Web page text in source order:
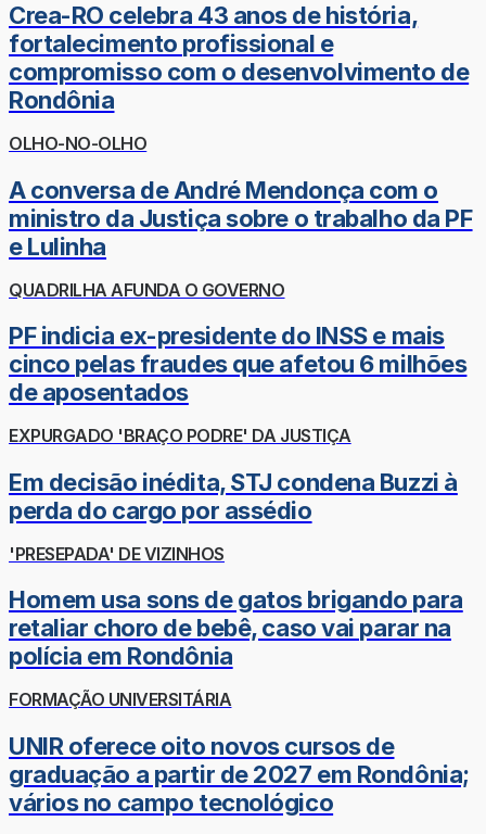
Crea-RO celebra 43 anos de história,
fortalecimento profissional e
compromisso com o desenvolvimento de
Rondônia
OLHO-NO-OLHO
A conversa de André Mendonça com o
ministro da Justiça sobre o trabalho da PF
e Lulinha
QUADRILHA AFUNDA O GOVERNO
PF indicia ex-presidente do INSS e mais
cinco pelas fraudes que afetou 6 milhões
de aposentados
EXPURGADO 'BRAÇO PODRE' DA JUSTIÇA
Em decisão inédita, STJ condena Buzzi à
perda do cargo por assédio
'PRESEPADA' DE VIZINHOS
Homem usa sons de gatos brigando para
retaliar choro de bebê, caso vai parar na
polícia em Rondônia
FORMAÇÃO UNIVERSITÁRIA
UNIR oferece oito novos cursos de
graduação a partir de 2027 em Rondônia;
vários no campo tecnológico